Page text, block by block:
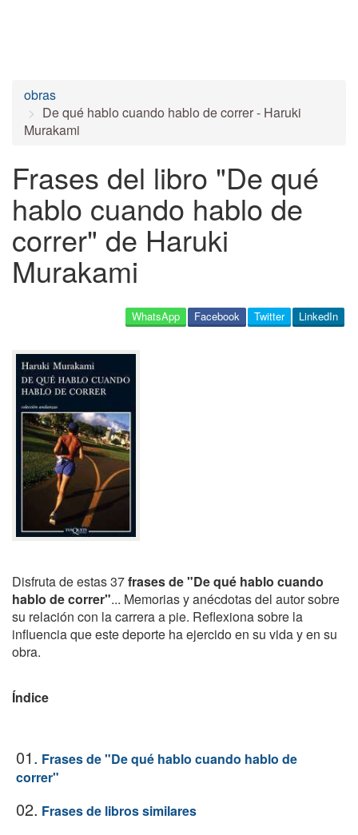
obras
De qué hablo cuando hablo de correr - Haruki
Murakami
Frases del libro "De qué
hablo cuando hablo de
correr" de Haruki
Murakami
LinkedIn
Twitter
Facebook
WhatsApp
Disfruta de estas 37frases de "De qué hablo cuando
hablo de correr"... Memorias y anécdotas del autor sobre
su relación con la carrera a pie. Reflexiona sobre la
influencia que este deporte ha ejercido en su vida y en su
obra.
Índice
01. Frases de "De qué hablo cuando hablo de
correr"
02. Frases de libros similares